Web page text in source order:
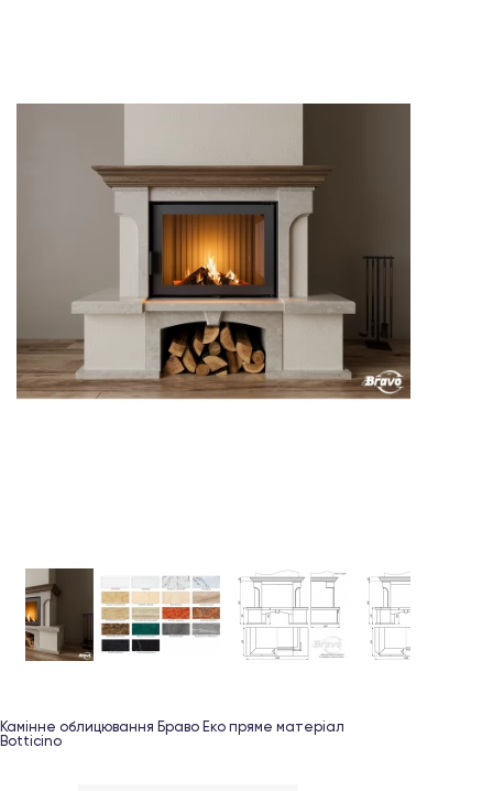
Камінне облицювання Браво Еко пряме матеріал
Botticino